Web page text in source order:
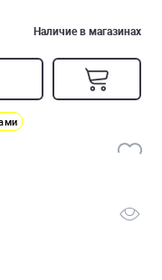
Наличие в магазинах